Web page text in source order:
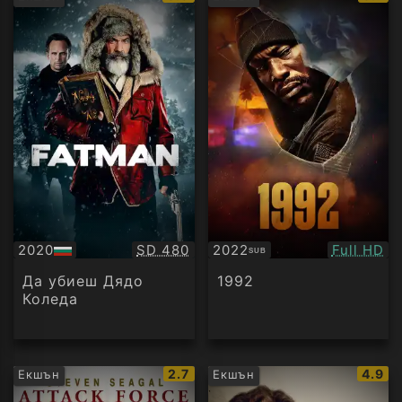
рейтинг:
2020
БГ
аудио
Качество:
SD 480
Да убиеш Дядо
Коледа
2022SUB
Субтитри Full HD
1992
Екшън
IMDb
рейтинг:
2.7 Екшън
IMDb
4.9